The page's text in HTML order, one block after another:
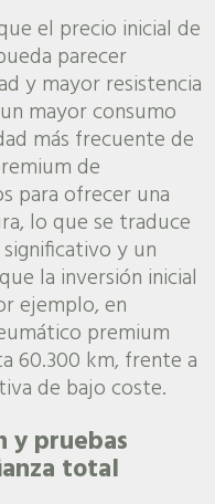
el precio inicial de
parecer
y mayor resistencia
mayor consumo
más frecuente de
de
para ofrecer una
lo que se traduce
y un
la inversión inicial
ejemplo, en
premium
60.300 km, frente a
de bajo coste.
y pruebas
total